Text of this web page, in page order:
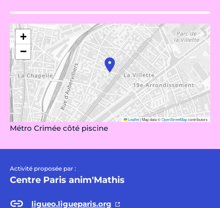
+
−
Leaflet|Map data ©OpenStreetMapcontributors
Métro Crimée côté piscine
Activité proposée par :
Centre Paris anim'Mathis
ligueo.ligueparis.org